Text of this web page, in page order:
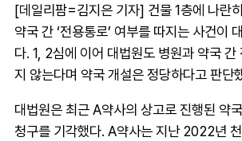
[데일리팜=김지은 기자] 건물 1층에 나란
약국 간 ‘전용통로’ 여부를 따지는 사건이
다. 1, 2심에 이어 대법원도 병원과 약국 간
지 않는다며 약국 개설은 정당하다고 판단
대법원은 최근 A약사의 상고로 진행된 약
청구를 기각했다. A약사는 지난 2022년